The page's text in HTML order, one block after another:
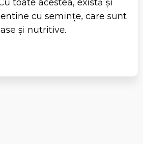
toate acestea, există și
cu semințe, care sunt
și nutritive.